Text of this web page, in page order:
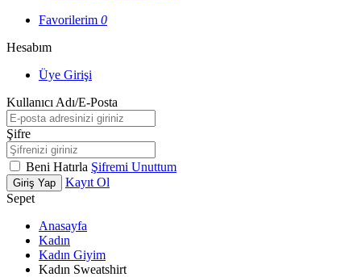
Favorilerim 0
Hesabım
Üye Girişi
Kullanıcı Adı/E-Posta
Şifre
Beni Hatırla Şifremi Unuttum
Giriş Yap
Kayıt Ol
Sepet
Anasayfa
Kadın
Kadın Giyim
Kadın Sweatshirt